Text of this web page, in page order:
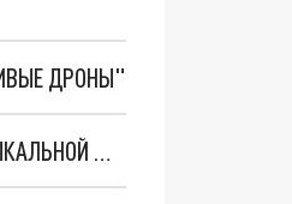
ДРОНЫ"
БЫВШИЙ РУКОВОДИТЕЛЬ МУЗЕЯ PERMM НАЗНАЧЕНА ДИРЕКТОРОМ КРАЕВОЙ МУЗЫКАЛЬНОЙ ШКОЛЫ